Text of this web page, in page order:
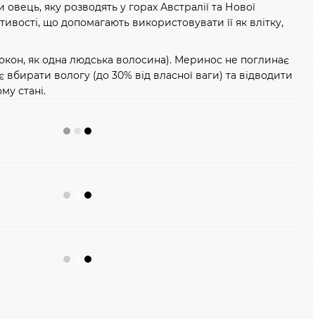
яку розводять у горах Австралії та Нової
що допомагають використовувати її як влітку,
як одна людська волосина). Меринос не поглинає
вбирати вологу (до 30% від власної ваги) та відводити
стані.